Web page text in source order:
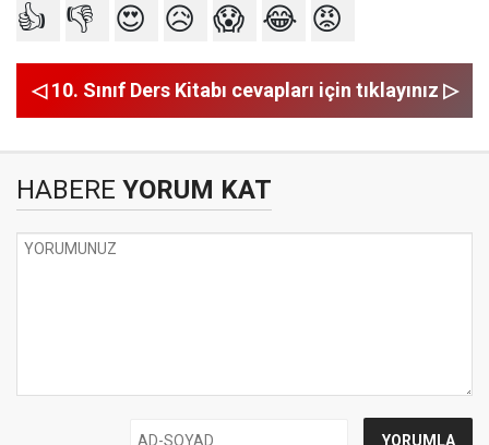
👍 👎 😍 😥 😱 😂 😡
◁ 10. Sınıf Ders Kitabı cevapları için tıklayınız ▷
HABERE YORUM KAT